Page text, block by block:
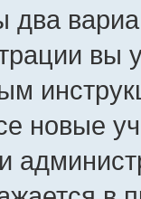
два
вы
новые